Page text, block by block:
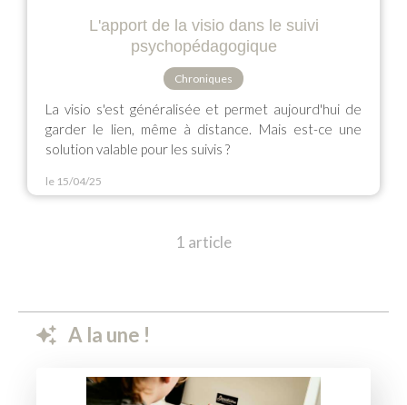
L'apport de la visio dans le suivi
psychopédagogique
Chroniques
La visio s'est généralisée et permet aujourd'hui de
garder le lien, même à distance. Mais est-ce une
solution valable pour les suivis ?
le 15/04/25
1 article
A la une !